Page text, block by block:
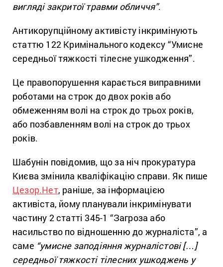
вигляді закритої травми обличчя”.
Антикорупційному активісту інкримінують
статтю 122 Кримінального кодексу “Умисне
середньої тяжкості тілесне ушкодження”.
Це правопорушення карається виправними
роботами на строк до двох років або
обмеженням волі на строк до трьох років,
або позбавленням волі на строк до трьох
років.
Шабунін повідомив, що за ніч прокуратура
Києва змінила кваліфікацію справи. Як пише
Цезор.Нет, раніше, за інформацією
активіста, йому планували інкримінувати
частину 2 статті 345-1 “Загроза або
насильство по відношенню до журналіста”, а
саме “умисне заподіяння журналістові […]
середньої тяжкості тілесних ушкоджень у